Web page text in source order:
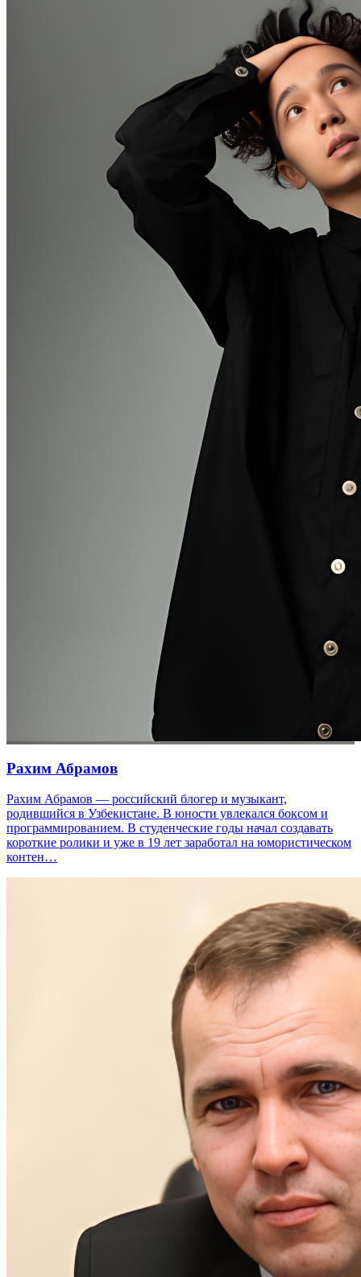
Рахим Абрамов
Рахим Абрамов — российский блогер и музыкант,
родившийся в Узбекистане. В юности увлекался боксом и
программированием. В студенческие годы начал создавать
короткие ролики и уже в 19 лет заработал на юмористическом
контен…